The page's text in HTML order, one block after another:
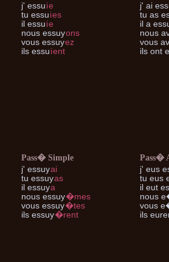
j' essuie
tu essuies
il essuie
nous essuyons
vous essuyez
ils essuient
j' ai
tu as
il a
nous
vous
ils ont
Pass� Simple
j' essuyai
tu essuyas
il essuya
nous essuy�mes
vous essuy�tes
ils essuy�rent
Pass�
j' eus
tu eus
il eut
nous
vous
ils